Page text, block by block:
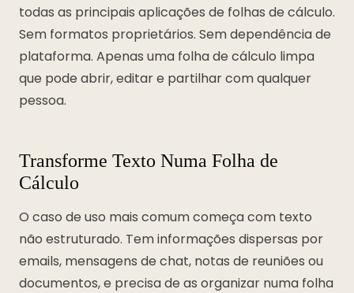
todas as principais aplicações de folhas de cálculo.
Sem formatos proprietários. Sem dependência de
plataforma. Apenas uma folha de cálculo limpa
que pode abrir, editar e partilhar com qualquer
pessoa.
Transforme Texto Numa Folha de
Cálculo
O caso de uso mais comum começa com texto
não estruturado. Tem informações dispersas por
emails, mensagens de chat, notas de reuniões ou
documentos, e precisa de as organizar numa folha